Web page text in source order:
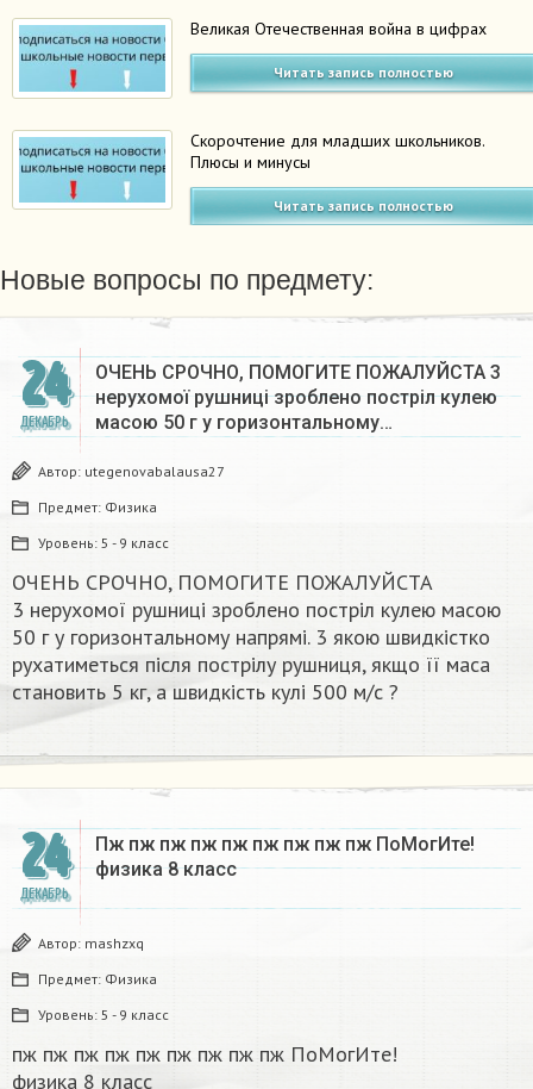
Великая Отечественная война в цифрах
Читать запись полностью
Скорочтение для младших школьников.
Плюсы и минусы
Читать запись полностью
Новые вопросы по предмету:
24
ДЕКАБРЬ
ОЧЕНЬ СРОЧНО, ПОМОГИТЕ ПОЖАЛУЙСТА 3
нерухомої рушниці зроблено постріл кулею
масою 50 г у горизонтальному…
Автор: utegenovabalausa27
Предмет: Физика
Уровень: 5 - 9 класс
ОЧЕНЬ СРОЧНО, ПОМОГИТЕ ПОЖАЛУЙСТА
3 нерухомої рушниці зроблено постріл кулею масою
50 г у горизонтальному напрямі. 3 якою швидкістко
рухатиметься після пострілу рушниця, якщо її маса
становить 5 кг, а швидкість кулі 500 м/с ?​
24
ДЕКАБРЬ
Пж пж пж пж пж пж пж пж пж ПоМогИте!
физика 8 класс​
Автор: mashzxq
Предмет: Физика
Уровень: 5 - 9 класс
пж пж пж пж пж пж пж пж пж ПоМогИте!
физика 8 класс​